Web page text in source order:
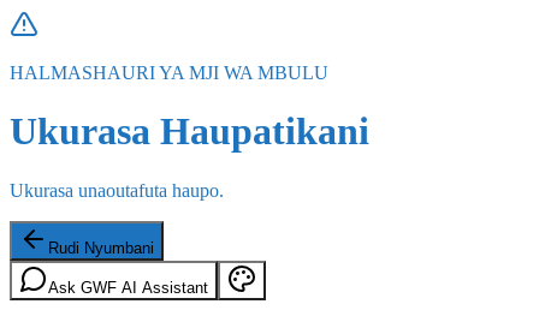
HALMASHAURI YA MJI WA MBULU
Ukurasa Haupatikani
Ukurasa unaoutafuta haupo.
Rudi Nyumbani
Ask GWF AI Assistant